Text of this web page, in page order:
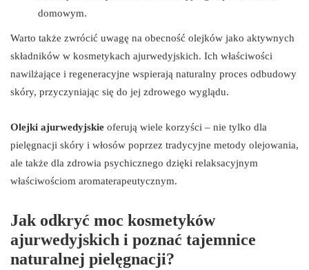
domowym.
Warto także zwrócić uwagę na obecność olejków jako aktywnych
składników w kosmetykach ajurwedyjskich. Ich właściwości
nawilżające i regeneracyjne wspierają naturalny proces odbudowy
skóry, przyczyniając się do jej zdrowego wyglądu.
Olejki ajurwedyjskie oferują wiele korzyści – nie tylko dla
pielęgnacji skóry i włosów poprzez tradycyjne metody olejowania,
ale także dla zdrowia psychicznego dzięki relaksacyjnym
właściwościom aromaterapeutycznym.
Jak odkryć moc kosmetyków
ajurwedyjskich i poznać tajemnice
naturalnej pielęgnacji?